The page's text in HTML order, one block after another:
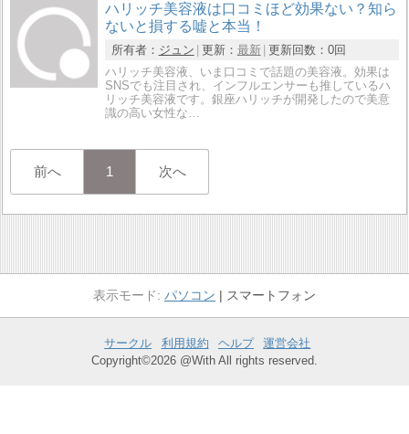
ハリッチ美容液は口コミほど効果ない？知ら
ないと損する嘘と本当！
所有者： ジュン 更新： 最新 更新回数： 0回
ハリッチ美容液、いま口コミで話題の美容液。効果は
SNSでも注目され、インフルエンサーも推しているハ
リッチ美容液です。銀座ハリッチが開発したので美意
識の高い女性な…
前へ 1 次へ
パソコン スマートフォン
サークル 利用規約 ヘルプ
運営会社
Copyright©2026 @With All rights reserved.